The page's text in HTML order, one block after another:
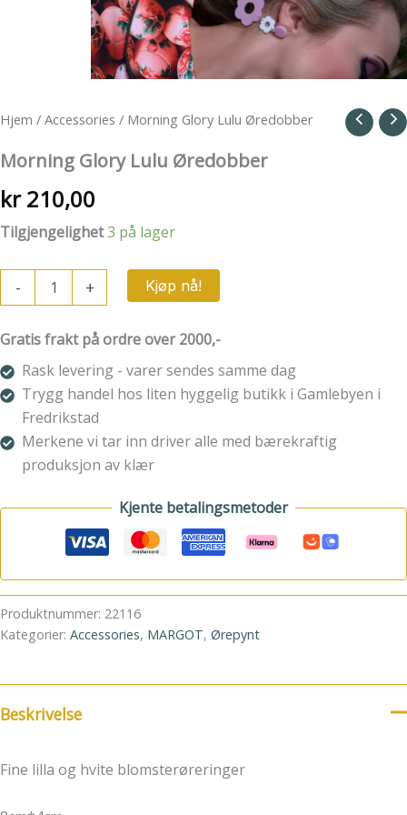
Hjem / Accessories / Morning Glory Lulu Øredobber
Morning Glory Lulu Øredobber
kr210,00
Tilgjengelighet3 på lager
-
Glory
Øredobber
antall
+ Kjøp nå!
Gratis frakt på ordre over 2000,-
Rask levering - varer sendes samme dag
Trygg handel hos liten hyggelig butikk i Gamlebyen i
Fredrikstad
Merkene vi tar inn driver alle med bærekraftig
produksjon av klær
Kjente betalingsmetoder
Produktnummer: 22116
Kategorier: Accessories, MARGOT, Ørepynt
Beskrivelse
Fine lilla og hvite blomsterøreringer